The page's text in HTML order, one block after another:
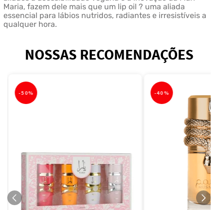
Maria, fazem dele mais que um lip oil ? uma aliada
essencial para lábios nutridos, radiantes e irresistíveis a
qualquer hora.
NOSSAS RECOMENDAÇÕES
-50% -40%